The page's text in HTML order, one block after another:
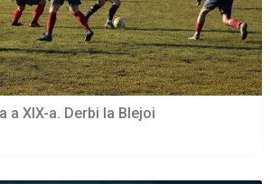
a XIX-a. Derbi la Blejoi